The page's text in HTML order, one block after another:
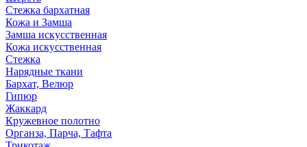
Стежка бархатная
Кожа и Замша
Замша искусственная
Кожа искусственная
Стежка
Нарядные ткани
Бархат, Велюр
Гипюр
Жаккард
Кружевное полотно
Органза, Парча, Тафта